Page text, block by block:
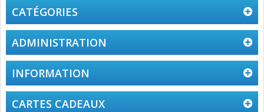
CATÉGORIES
ADMINISTRATION
INFORMATION
CARTES CADEAUX